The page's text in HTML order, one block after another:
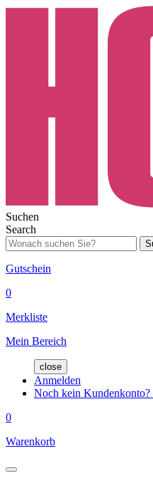
Suchen
Search
Gutschein
0
Merkliste
Mein Bereich
close
Anmelden
Noch kein Kundenkonto?
0
Warenkorb